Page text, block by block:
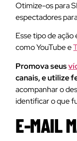
Otimize-os para
espectadores
Esse tipo de
como YouTube e
Promova seus
canais, e utilize
acompanhar o
identificar o que
E-MAIL